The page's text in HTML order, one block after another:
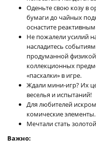
Оденьте свою козу в
бумаги до чайных
оснастите
Не пожалели усилий
насладитесь
продуманной
коллекционных
«пасхалки» в игре.
Ждали мини-игр? Их
веселья и испытаний!
Для любителей
комические элементы.
Мечтали стать
Важно: